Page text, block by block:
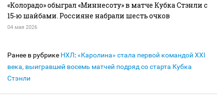
«Колорадо» обыграл «Миннесоту» в матче Кубка Стэнли с
15‑ю шайбами. Россияне набрали шесть очков
04 мая 2026
Ранее в рубрике НХЛ:«Каролина» стала первой командой XXI
века, выигравшей восемь матчей подряд со старта Кубка
Стэнли